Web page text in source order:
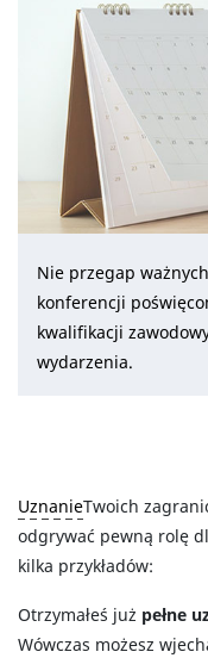
Nie przegap
konferencji
kwalifikacji
wydarzenia.
UznanieTwoich
odgrywać pewną rolę
kilka przykładów:
Otrzymałeś już pełne
Wówczas możesz